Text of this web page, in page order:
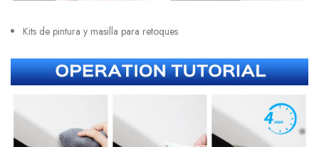
Kits de pintura y masilla para retoques